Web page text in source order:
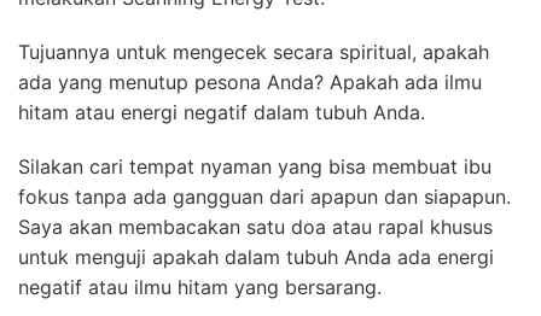
Tujuannya untuk mengecek secara spiritual, apakah
ada yang menutup pesona Anda? Apakah ada ilmu
hitam atau energi negatif dalam tubuh Anda.
Silakan cari tempat nyaman yang bisa membuat ibu
fokus tanpa ada gangguan dari apapun dan siapapun.
Saya akan membacakan satu doa atau rapal khusus
untuk menguji apakah dalam tubuh Anda ada energi
negatif atau ilmu hitam yang bersarang.